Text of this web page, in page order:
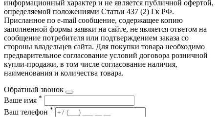
информационный характер и не является публичной офертой,
определяемой положениями Статьи 437 (2) Гк РФ.
Присланное по e-mail сообщение, содержащее копию
заполненной формы заявки на сайте, не является ответом на
сообщение потребителя или подтверждением заказа со
стороны владельцев сайта. Для покупки товара необходимо
предварительное согласование условий договора розничной
купли-продажи, в том числе согласование наличия,
наименования и количества товара.
Обратный звонок
Ваше имя *
Ваш телефон *